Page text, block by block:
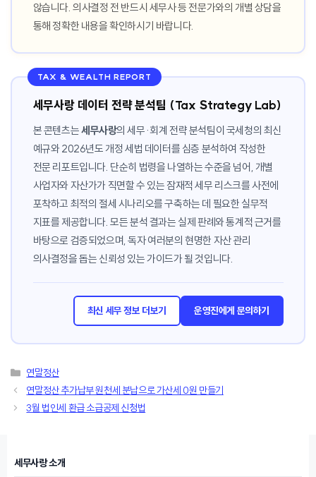
않습니다. 의사결정 전 반드시 세무사 등 전문가와의 개별 상담을
통해 정확한 내용을 확인하시기 바랍니다.
TAX & WEALTH REPORT
세무사랑 데이터 전략 분석팀 (Tax Strategy Lab)
본 콘텐츠는세무사랑의 세무·회계 전략 분석팀이 국세청의 최신
예규와 2026년도 개정 세법 데이터를 심층 분석하여 작성한
전문 리포트입니다. 단순히 법령을 나열하는 수준을 넘어, 개별
사업자와 자산가가 직면할 수 있는 잠재적 세무 리스크를 사전에
포착하고 최적의 절세 시나리오를 구축하는 데 필요한 실무적
지표를 제공합니다. 모든 분석 결과는 실제 판례와 통계적 근거를
바탕으로 검증되었으며, 독자 여러분의 현명한 자산 관리
의사결정을 돕는 신뢰성 있는 가이드가 될 것입니다.
최신 세무 정보 더보기 운영진에게 문의하기
카
테
리
연말정산
연말정산 추가납부 원천세 분납으로 가산세 0원 만들기
3월 법인세 환급 소급공제 신청법
세무사랑 소개